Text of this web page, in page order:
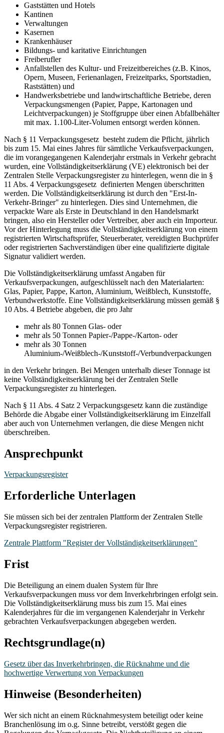
Gaststätten und Hotels
Kantinen
Verwaltungen
Kasernen
Krankenhäuser
Bildungs- und karitative Einrichtungen
Freiberufler
Anfallstellen des Kultur- und Freizeitbereiches (z.B. Kinos,
Opern, Museen, Ferienanlagen, Freizeitparks, Sportstadien,
Raststätten) und
Handwerksbetriebe und landwirtschaftliche Betriebe, deren
Verpackungsmengen (Papier, Pappe, Kartonagen und
Leichtverpackungen) je Stoffgruppe über einen Abfallbehälter
mit max. 1.100-Liter-Volumen entsorgt werden können.
Nach § 11 Verpackungsgesetz besteht zudem die Pflicht, jährlich
bis zum 15. Mai eines Jahres für sämtliche Verkaufsverpackungen,
die im vorangegangenen Kalenderjahr erstmals in Verkehr gebracht
wurden, eine Vollständigkeitserklärung (VE) elektronisch bei der
Zentralen Stelle Verpackungsregister zu hinterlegen, wenn die in §
11 Abs. 4 Verpackungsgesetz definierten Mengen überschritten
werden. Die Vollständigkeitserklärung ist durch den "Erst-In-
Verkehr-Bringer" zu hinterlegen. Dies sind Unternehmen, die
verpackte Ware als Erste in Deutschland in den Handelsmarkt
bringen, also ein Hersteller oder Vertreiber, aber auch ein Importeur.
Vor der Hinterlegung muss die Vollständigkeitserklärung von einem
registrierten Wirtschaftsprüfer, Steuerberater, vereidigten Buchprüfer
oder registrierten Sachverständigen über eine qualifizierte digitale
Signatur validiert werden.
Die Vollständigkeitserklärung umfasst Angaben für
Verkaufsverpackungen, aufgeschlüsselt nach den Materialarten:
Glas, Papier, Pappe, Karton, Aluminium, Weißblech, Kunststoffe,
Verbundwerkstoffe. Eine Vollständigkeitserklärung müssen gemäß §
10 Abs. 4 Betriebe abgeben, die pro Jahr
mehr als 80 Tonnen Glas- oder
mehr als 50 Tonnen Papier-/Pappe-/Karton- oder
mehr als 30 Tonnen
Aluminium-/Weißblech-/Kunststoff-/Verbundverpackungen
in den Verkehr bringen. Bei Mengen unterhalb dieser Tonnage ist
keine Vollständigkeitserklärung bei der Zentralen Stelle
Verpackungsregister zu hinterlegen.
Nach § 11 Abs. 4 Satz 2 Verpackungsgesetz kann die zuständige
Behörde die Abgabe einer Vollständigkeitserklärung im Einzelfall
aber auch von Unternehmen verlangen, die diese Mengen nicht
überschreiben.
Ansprechpunkt
Verpackungsregister
Erforderliche Unterlagen
Sie müssen sich bei der zentralen Plattform der Zentralen Stelle
Verpackungsregister registrieren.
Zentrale Plattform "Register der Vollständigkeitserklärungen"
Frist
Die Beteiligung an einem dualen System für Ihre
Verkaufsverpackungen muss vor dem Inverkehrbringen erfolgt sein.
Die Vollständigkeitserklärung muss bis zum 15. Mai eines
Kalenderjahres für die im vergangenen Kalenderjahr in Verkehr
gebrachten Verkaufsverpackungen abgegeben werden.
Rechtsgrundlage(n)
Gesetz über das Inverkehrbringen, die Rücknahme und die
hochwertige Verwertung von Verpackungen
Hinweise (Besonderheiten)
Wer sich nicht an einem Rücknahmesystem beteiligt oder keine
Branchenlösung im o.g. Sinne betreibt, verstößt gegen die